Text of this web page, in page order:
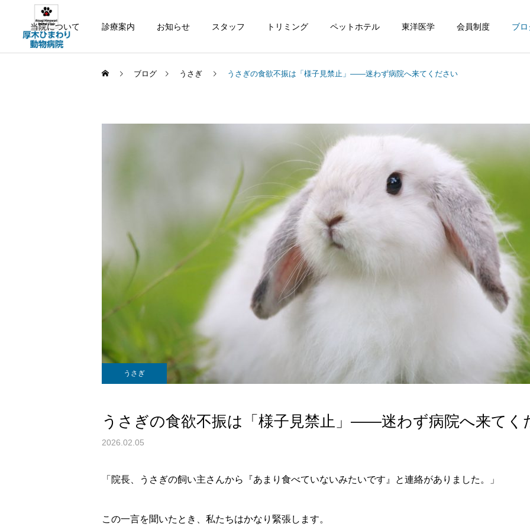
当院について 診療案内 お知らせ スタッフ トリミング ペットホテル 東洋医学 会員制度 ブロ
ブログ うさぎ うさぎの食欲不振は「様子見禁止」――迷わず病院へ来てください
うさぎ
うさぎの食欲不振は「様子見禁止」――迷わず病院へ来てく
2026.02.05
「院長、うさぎの飼い主さんから『あまり食べていないみたいです』と連絡がありました。」
この一言を聞いたとき、私たちはかなり緊張します。